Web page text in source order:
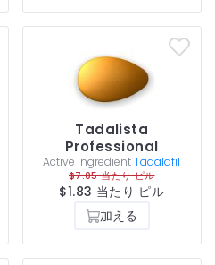
Tadalista
Professional
Active ingredientTadalafil
$7.05 当たり ピル
$1.83 当たり ピル
加える